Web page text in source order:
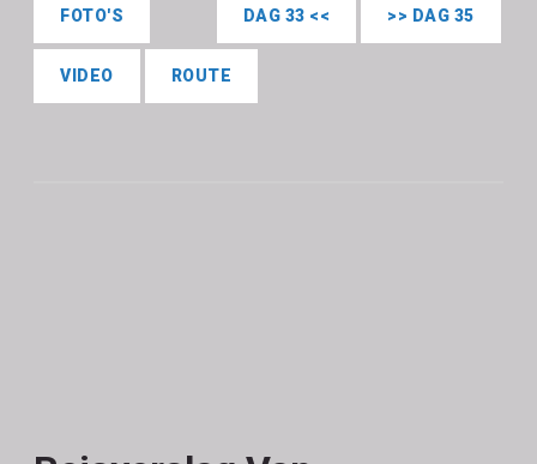
>> DAG 35
DAG 33 <<
FOTO'S
VIDEO ROUTE